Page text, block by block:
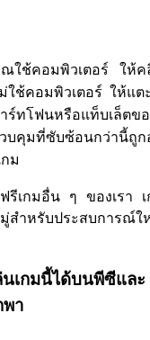
ใช้คอมพิวเตอร์ ให้ค
ใช้คอมพิวเตอร์ ให้แต
ร์ทโฟนหรือแท็บเล็ตข
บคุมที่ซับซ้อนกว่านี้ถูก
ม
ฟรีเกมอื่น ๆ ของเรา
สำหรับประสบการณ์ใ
นเกมนี้ได้บนพีซีและ
า